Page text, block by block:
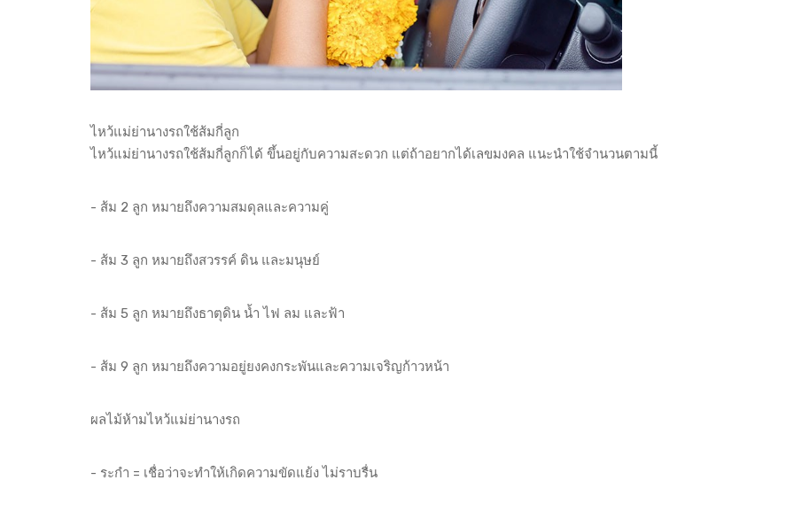
ไหว้แม่ย่านางรถใช้ส้มกี่ลูก
ไหว้แม่ย่านางรถใช้ส้มกี่ลูกก็ได้ ขึ้นอยู่กับความสะดวก แต่ถ้าอยากได้เลขมงคล แนะนำใช้จำนวนตามนี้
- ส้ม 2 ลูก หมายถึงความสมดุลและความคู่
- ส้ม 3 ลูก หมายถึงสวรรค์ ดิน และมนุษย์
- ส้ม 5 ลูก หมายถึงธาตุดิน น้ำ ไฟ ลม และฟ้า
- ส้ม 9 ลูก หมายถึงความอยู่ยงคงกระพันและความเจริญก้าวหน้า
ผลไม้ห้ามไหว้แม่ย่านางรถ
- ระกำ = เชื่อว่าจะทำให้เกิดความขัดแย้ง ไม่ราบรื่น